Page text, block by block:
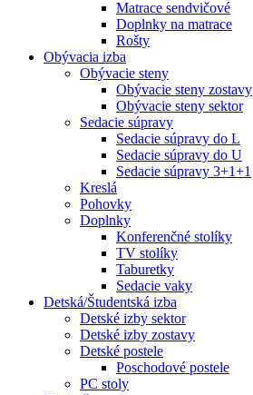
Matrace sendvičové
Doplnky na matrace
Rošty
Obývacia izba
Obývacie steny
Obývacie steny zostavy
Obývacie steny sektor
Sedacie súpravy
Sedacie súpravy do L
Sedacie súpravy do U
Sedacie súpravy 3+1+1
Kreslá
Pohovky
Doplnky
Konferenčné stolíky
TV stolíky
Taburetky
Sedacie vaky
Detská/Študentská izba
Detské izby sektor
Detské izby zostavy
Detské postele
Poschodové postele
PC stoly